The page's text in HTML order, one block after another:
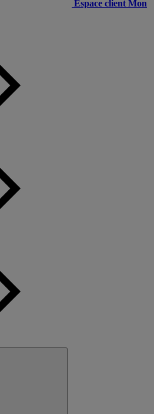
Espace client Mon